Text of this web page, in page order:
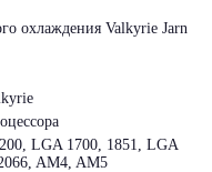
охлаждения Valkyrie Jarn
LGA 1700, 1851, LGA
AM4, AM5